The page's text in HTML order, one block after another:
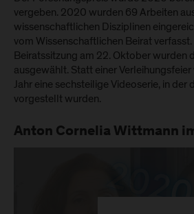
vergeben. 2020 wurden 69 Arbeiten
wissenschaftlichen Disziplinen
vom Wissenschaftlichen Beirat
Beiratssitzung am 22. Oktober wurden
ausgewählt. Statt einer
Jahr eine sechsteilige Videoserie, in der
vorgestellt wurden.
Anton Cornelia Wittmann